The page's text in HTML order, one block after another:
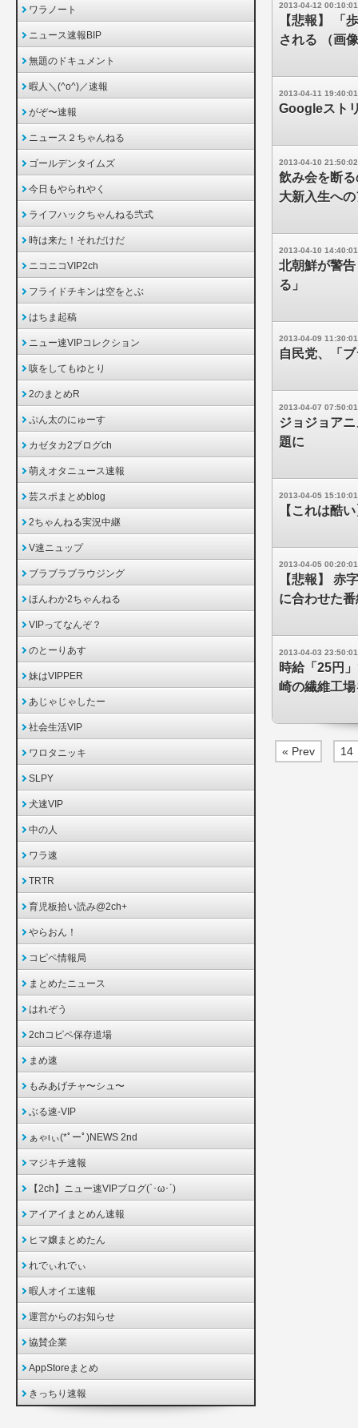
2013-04-12 00:10:01
【悲報】 「
される （画
2013-04-11 19:40:01
Googleスト
2013-04-10 21:50:02
飲み会を断
大新入生へ
2013-04-10 14:40:01
北朝鮮が警
る」
2013-04-09 11:30:01
自民党、「
2013-04-07 07:50:01
ジョジョア
題に
2013-04-05 15:10:01
【これは酷
2013-04-05 00:20:01
【悲報】 赤
に合わせた
2013-04-03 23:50:01
時給「25円
崎の繊維工
« Prev 14
ワラノート
ニュース速報BIP
無題のドキュメント
暇人＼(^o^)／速報
がぞ〜速報
ニュース２ちゃんねる
ゴールデンタイムズ
今日もやられやく
ライフハックちゃんねる弐式
時は来た！それだけだ
ニコニコVIP2ch
フライドチキンは空をとぶ
はちま起稿
ニュー速VIPコレクション
咳をしてもゆとり
2のまとめR
ぷん太のにゅーす
カゼタカ2ブログch
萌えオタニュース速報
芸スポまとめblog
2ちゃんねる実況中継
V速ニュップ
ブラブラブラウジング
ほんわか2ちゃんねる
VIPってなんぞ？
のとーりあす
妹はVIPPER
あじゃじゃしたー
社会生活VIP
ワロタニッキ
SLPY
犬速VIP
中の人
ワラ速
TRTR
育児板拾い読み@2ch+
やらおん！
コピペ情報局
まとめたニュース
はれぞう
2chコピペ保存道場
まめ速
もみあげチャ〜シュ〜
ぶる速-VIP
ぁゃιぃ(*ﾟーﾟ)NEWS 2nd
マジキチ速報
【2ch】ニュー速VIPブログ(`･ω･´)
アイアイまとめん速報
ヒマ嬢まとめたん
れでぃれでぃ
暇人オイエ速報
運営からのお知らせ
協賛企業
AppStoreまとめ
きっちり速報